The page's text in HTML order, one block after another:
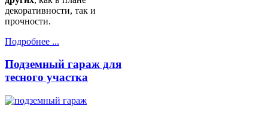
декоративности, так и
прочности.
Подробнее ...
Подземный гараж для
тесного участка